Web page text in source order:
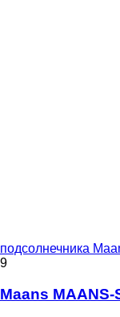
подсолнечника
9
Maans МААNS-